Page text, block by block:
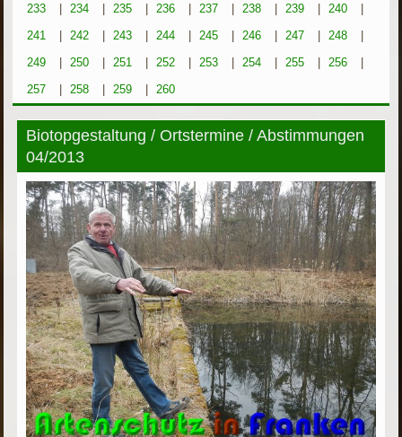
233
| 234 | 235 | 236 | 237 | 238 | 239 | 240
|
241
| 242 | 243 | 244 | 245 | 246 | 247 | 248
|
249
| 250 | 251 | 252 | 253 | 254 | 255 | 256
|
257
| 258 | 259 | 260
Biotopgestaltung / Ortstermine / Abstimmungen
04/2013